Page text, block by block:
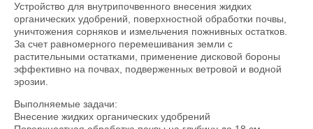
Устройство для внутрипочвенного внесения жидких
органических удобрений, поверхностной обработки почвы,
уничтожения сорняков и измельчения пожнивных остатков.
За счет равномерного перемешивания земли с
растительными остатками, применение дисковой бороны
эффективно на почвах, подверженных ветровой и водной
эрозии.
Выполняемые задачи:
Внесение жидких органических удобрений